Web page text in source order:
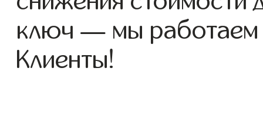
ключ — мы
Клиенты!